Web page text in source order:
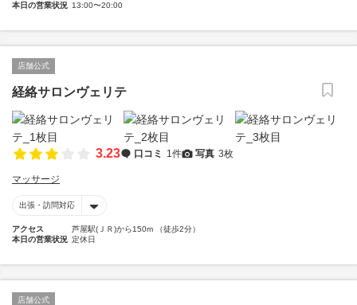
本日の営業状況 13:00〜20:00
店舗公式
経絡サロンヴェリテ
3.23 口コミ 1件 写真 3枚
マッサージ
出張・訪問対応
アクセス
芦屋駅(ＪＲ)から150m （徒歩2分）
本日の営業状況 定休日
店舗公式